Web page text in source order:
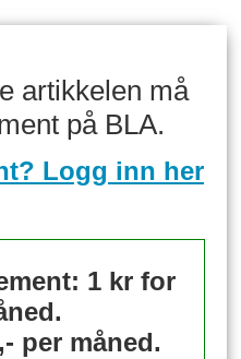
artikkelen må
på BLA.
Logg inn her
1 kr for
per måned.